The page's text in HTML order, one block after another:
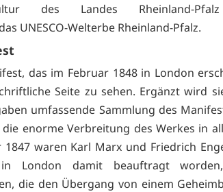
des Landes Rheinland-
UNESCO-Welterbe Rheinland-Pfalz.
das im Februar 1848 in London
Seite zu sehen. Ergänzt wird
umfassende Sammlung des
enorme Verbreitung des Werkes in
waren Karl Marx und Friedrich
London damit beauftragt
die den Übergang von einem